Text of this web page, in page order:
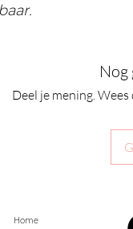
Nog
Deel je mening.
Home